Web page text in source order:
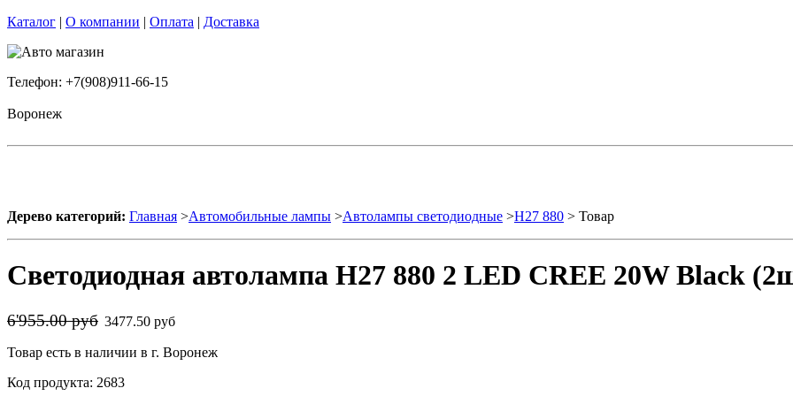
Каталог | О компании | Оплата | Доставка
Телефон: +7(908)911-66-15
Воронеж
Дерево категорий: Главная >Автомобильные лампы >Автолампы светодиодные >H27 880 > Товар
Светодиодная автолампа H27 880 2 LED CREE 20W Black
6'955.00 руб 3477.50 руб
Товар есть в наличии в г. Воронеж
Код продукта: 2683